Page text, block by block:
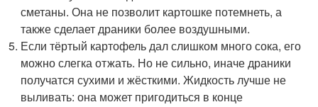
сметаны. Она не позволит картошке потемнеть, а
также сделает драники более воздушными.
Если тёртый картофель дал слишком много сока, его
можно слегка отжать. Но не сильно, иначе драники
получатся сухими и жёсткими. Жидкость лучше не
выливать: она может пригодиться в конце